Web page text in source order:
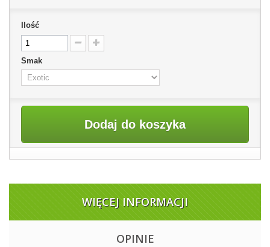
Ilość
Smak
Dodaj do koszyka
WIĘCEJ INFORMACJI
OPINIE